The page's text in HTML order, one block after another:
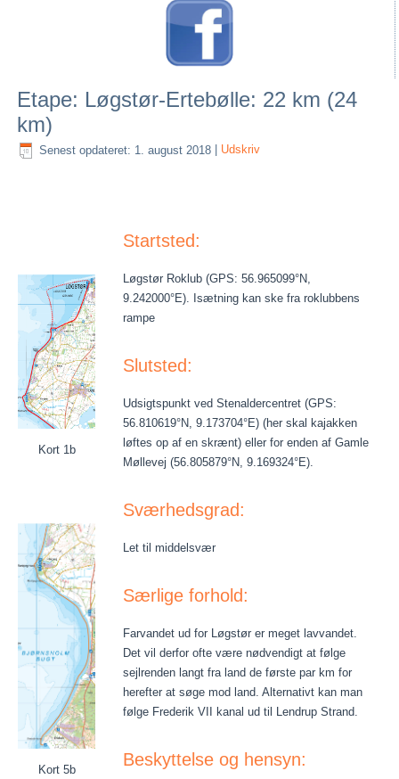
Etape: Løgstør-Ertebølle: 22 km (24
km)
Senest opdateret: 1. august 2018 Udskriv
Kort 1b
Kort 5b
Startsted:
Løgstør Roklub (GPS: 56.965099°N,
9.242000°E). Isætning kan ske fra roklubbens
rampe
Slutsted:
Udsigtspunkt ved Stenaldercentret (GPS:
56.810619°N, 9.173704°E) (her skal kajakken
løftes op af en skrænt) eller for enden af Gamle
Møllevej (56.805879°N, 9.169324°E).
Sværhedsgrad:
Let til middelsvær
Særlige forhold:
Farvandet ud for Løgstør er meget lavvandet.
Det vil derfor ofte være nødvendigt at følge
sejlrenden langt fra land de første par km for
herefter at søge mod land. Alternativt kan man
følge Frederik VII kanal ud til Lendrup Strand.
Beskyttelse og hensyn: